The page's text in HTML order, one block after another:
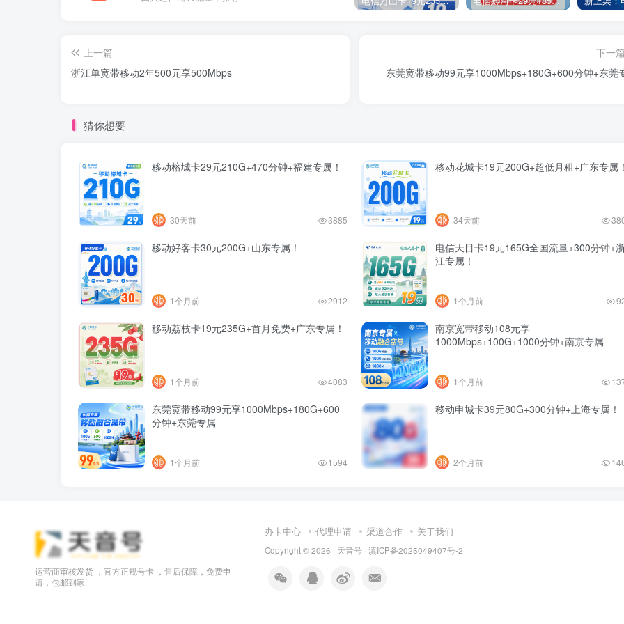
上一篇
浙江单宽带移动2年500元享500Mbps
下一篇
东莞宽带移动99元享1000Mbps+180G+600分钟+东莞
猜你想要
移动榕城卡29元210G+470分钟+福建专属！
30天前 3885
移动花城卡19元200G+超低月租+广东专属！
34天前
移动好客卡30元200G+山东专属！
1个月前 2912
电信天目卡19元165G全国流量+300分钟+
江专属！
1个月前
移动荔枝卡19元235G+首月免费+广东专属！
1个月前 4083
南京宽带移动108元享
1000Mbps+100G+1000分钟+南京专属
1个月前
东莞宽带移动99元享1000Mbps+180G+600
分钟+东莞专属
1个月前 1594
移动申城卡39元80G+300分钟+上海专属！
2个月前
运营商审核发货 ，官方正规号卡 ，售后保障，免费申
请，包邮到家
办卡中心 代理申请 渠道合作 关于我们
Copyright © 2026 · 天音号 · 滇ICP备2025049407号-2